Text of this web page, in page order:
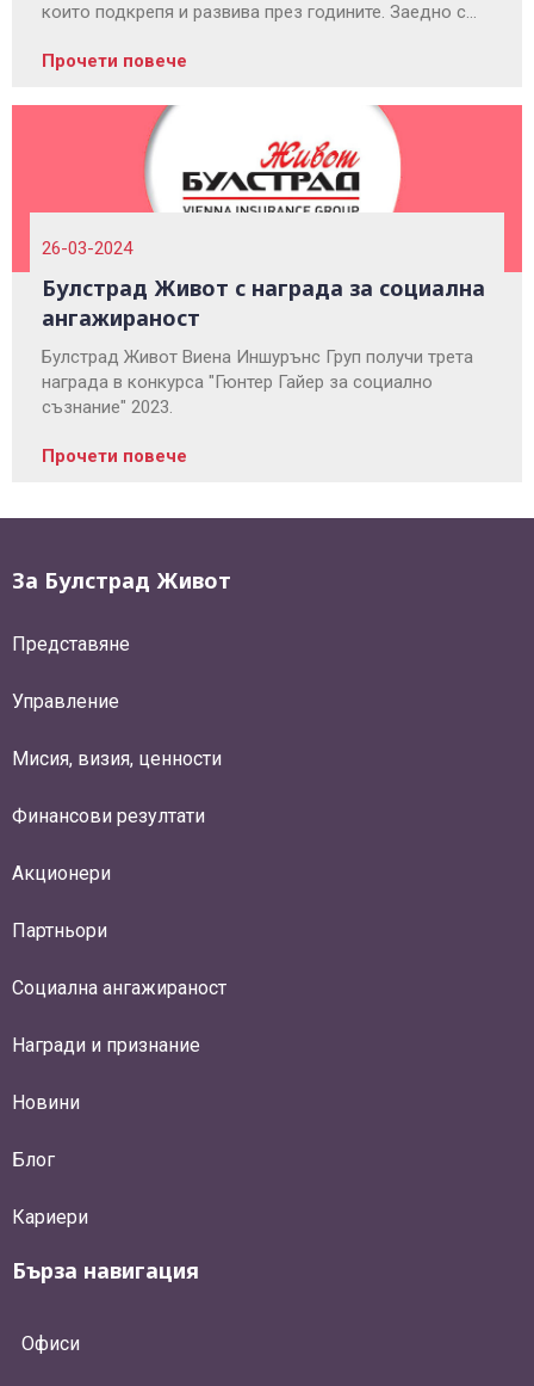
които подкрепя и развива през годините. Заедно с
на 20 000 евро, която ще използва за подкрепа на
Прочети повече
26-03-2024
Булстрад Живот с награда за социална
ангажираност
Булстрад Живот Виена Иншурънс Груп получи трета
награда в конкурса "Гюнтер Гайер за социално
съзнание" 2023.
Прочети повече
За Булстрад Живот
Представяне
Управление
Мисия, визия, ценности
Финансови резултати
Акционери
Партньори
Социална ангажираност
Награди и признание
Новини
Блог
Кариери
Бърза навигация
Офиси